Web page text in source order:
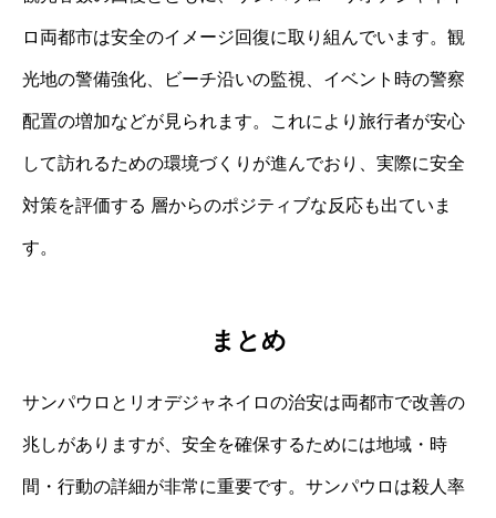
ロ両都市は安全のイメージ回復に取り組んでいます。観
光地の警備強化、ビーチ沿いの監視、イベント時の警察
配置の増加などが見られます。これにより旅行者が安心
して訪れるための環境づくりが進んでおり、実際に安全
対策を評価する 層からのポジティブな反応も出ていま
す。
まとめ
サンパウロとリオデジャネイロの治安は両都市で改善の
兆しがありますが、安全を確保するためには地域・時
間・行動の詳細が非常に重要です。サンパウロは殺人率